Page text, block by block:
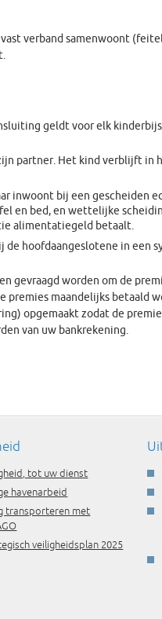
verband samenwoont
geldt voor elk
partner. Het kind verblijft in
inwoont bij een gescheiden
en bed, en wettelijke
alimentatiegeld betaalt.
hoofdaangeslotene in een
gevraagd worden om de
maandelijks betaald
opgemaakt zodat de premie
van uw bankrekening.
tot uw dienst
havenarbeid
transporteren met
veiligheidsplan 2025